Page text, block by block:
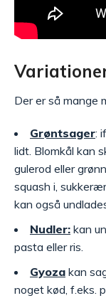
Der er så mange
Grøntsager:
lidt. Blomkål kan
gulerod eller
squash i,
kan også
Nudler: kan
pasta eller ris.
Gyoza kan
noget kød, f.eks.